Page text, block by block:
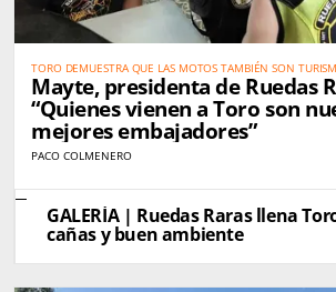
TORO DEMUESTRA QUE LAS MOTOS TAMBIÉN SON
PROMOCIÓN DEL TERRITORIO
Mayte, presidenta de Ruedas
“Quienes vienen a Toro son
mejores embajadores”
PACO COLMENERO
GALERÍA | Ruedas Raras llena
cañas y buen ambiente